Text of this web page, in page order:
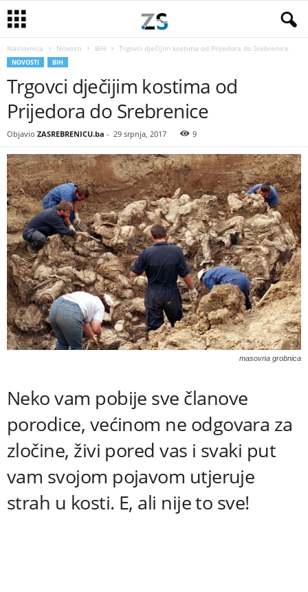
Naslovnica Novosti BiH Trgovci dječijim kostima od Prijedora do Srebrenice
NOVOSTI BIH
Trgovci dječijim kostima od
Prijedora do Srebrenice
Objavio ZASREBRENICU.ba - 29 srpnja, 2017 9
masovna grobnica
Neko vam pobije sve članove
porodice, većinom ne odgovara za
zločine, živi pored vas i svaki put
vam svojom pojavom utjeruje
strah u kosti. E, ali nije to sve!